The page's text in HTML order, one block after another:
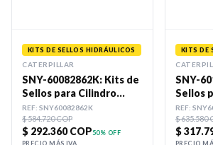
KITS DE SELLOS HIDRÁULICOS
CATERPILLAR
SNY-60082862K: Kits de
Sellos para Cilindro
Hidráulico Premium
REF: SNY60082862K
$ 584.720 COP
$ 292.360 COP50% OFF
PRECIO MÁS IVA
KITS DE
SNY-
Sellos
REF:
$ 635.580
$
PRECIO